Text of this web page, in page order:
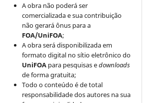
A obra não poderá ser
comercializada e sua contribuição
não gerará ônus para a
FOA/UniFOA;
A obra será disponibilizada em
formato digital no sítio eletrônico do
UniFOA para pesquisas edownloads
de forma gratuita;
Todo o conteúdo é de total
responsabilidade dos autores na sua